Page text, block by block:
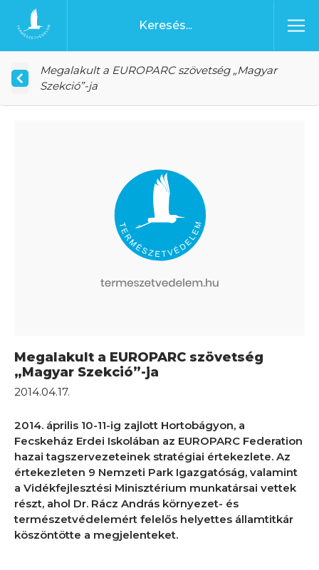
Ugrás a tartalomhoz
Főoldal
Megalakult a EUROPARC szövetség „Magyar
Szekció”-ja
Megalakult a EUROPARC szövetség
„Magyar Szekció”-ja
2014.04.17.
2014. április 10-11-ig zajlott Hortobágyon, a
Fecskeház Erdei Iskolában az EUROPARC Federation
hazai tagszervezeteinek stratégiai értekezlete. Az
értekezleten 9 Nemzeti Park Igazgatóság, valamint
a Vidékfejlesztési Minisztérium munkatársai vettek
részt, ahol Dr. Rácz András környezet- és
természetvédelemért felelős helyettes államtitkár
köszöntötte a megjelenteket.